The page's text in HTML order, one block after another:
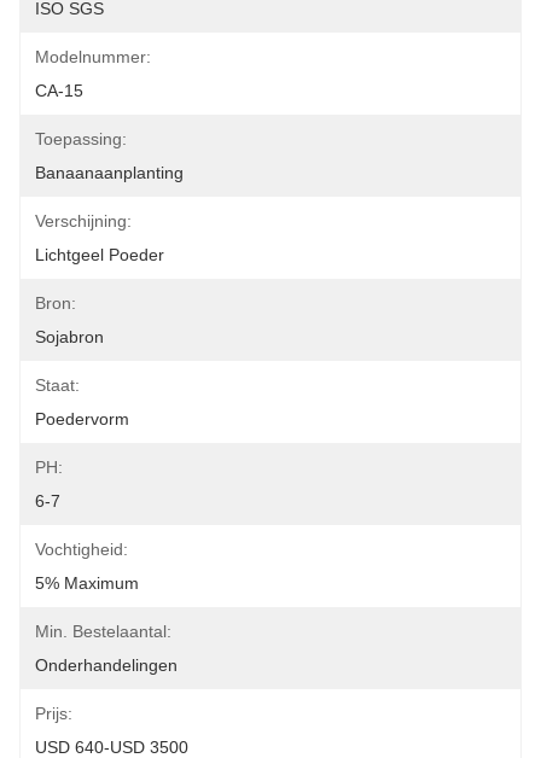
ISO SGS
Modelnummer:
CA-15
Toepassing:
Banaanaanplanting
Verschijning:
Lichtgeel Poeder
Bron:
Sojabron
Staat:
Poedervorm
PH:
6-7
Vochtigheid:
5% Maximum
Min. Bestelaantal:
Onderhandelingen
Prijs:
USD 640-USD 3500